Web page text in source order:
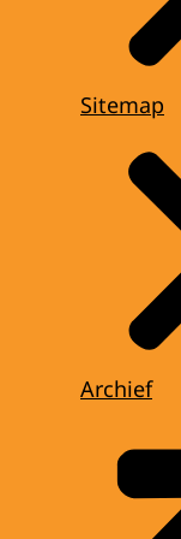
Sitemap
Archief